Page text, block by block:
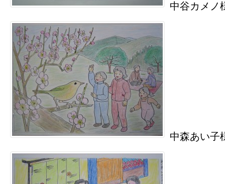
中谷カメノ
中森あい子